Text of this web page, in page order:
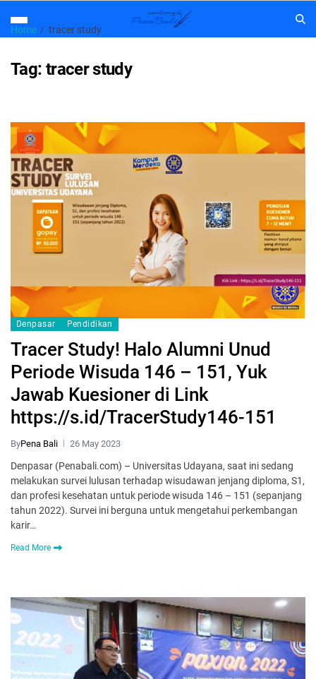
Home tracer study
Tag: tracer study
Denpasar Pendidikan
Tracer Study! Halo Alumni Unud
Periode Wisuda 146 – 151, Yuk
Jawab Kuesioner di Link
https://s.id/TracerStudy146-151
ByPena Bali 26 May 2023
Denpasar (Penabali.com) – Universitas Udayana, saat ini sedang
melakukan survei lulusan terhadap wisudawan jenjang diploma, S1,
dan profesi kesehatan untuk periode wisuda 146 – 151 (sepanjang
tahun 2022). Survei ini berguna untuk mengetahui perkembangan
karir…
Read More